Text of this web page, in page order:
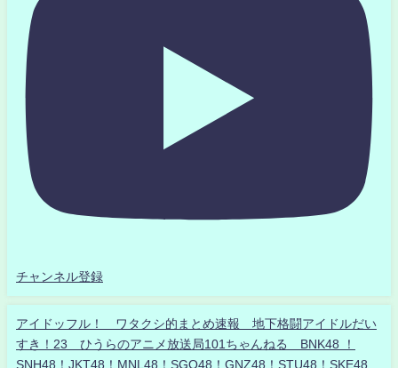
チャンネル登録
アイドッフル！ ワタクシ的まとめ速報 地下格闘アイドルだい
すき！23 ひうらのアニメ放送局101ちゃんねる BNK48 ！
SNH48！JKT48！MNL48！SGO48！GNZ48！STU48！SKE48